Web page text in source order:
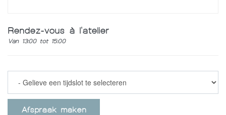
Rendez-vous à l'atelier
Van 13:00 tot 15:00
Afspraak maken